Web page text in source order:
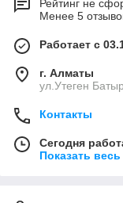
Рейтинг не
Менее 5
Работает с
г. Алматы
ул.Утеген
Контакты
Сегодня
Показать